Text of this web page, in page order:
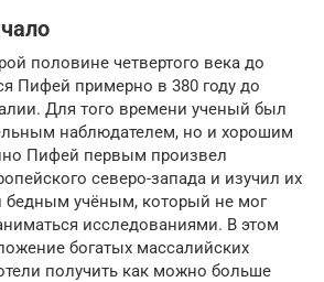
половине четвертого века до
Пифей примерно в 380 году до
Для того времени ученый был
наблюдателем, но и хорошим
Пифей первым произвел
северо-запада и изучил их
бедным учёным, который не мог
исследованиями. В этом
богатых массалийских
получить как можно больше